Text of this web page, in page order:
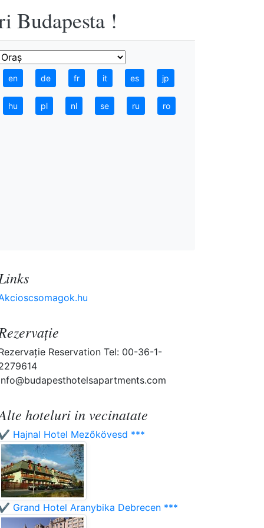
Budapesta !
en de fr it es jp
hu pl nl se ru ro
Reservation Tel: 00-36-1-
hoteluri in vecinatate
Hajnal Hotel Mezőkövesd ***
Grand Hotel Aranybika Debrecen ***